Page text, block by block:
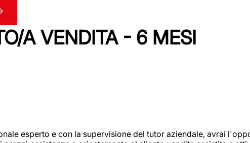
A VENDITA - 6 MESI
esperto e con la supervisione del tutor aziendale, avrai